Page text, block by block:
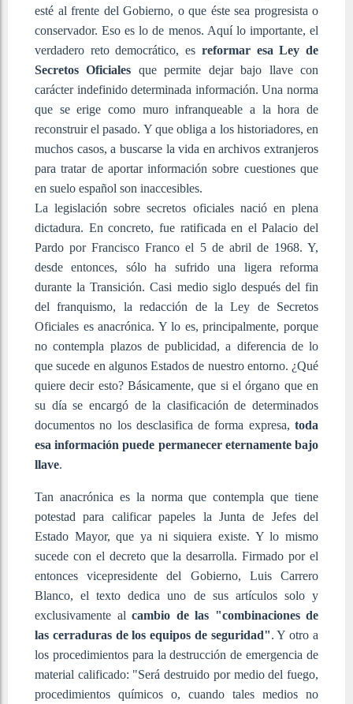
esté al frente del Gobierno, o que éste sea progresista o
conservador. Eso es lo de menos. Aquí lo importante, el
verdadero reto democrático, es reformar esa Ley de
Secretos Oficiales que permite dejar bajo llave con
carácter indefinido determinada información. Una norma
que se erige como muro infranqueable a la hora de
reconstruir el pasado. Y que obliga a los historiadores, en
muchos casos, a buscarse la vida en archivos extranjeros
para tratar de aportar información sobre cuestiones que
en suelo español son inaccesibles.
La legislación sobre secretos oficiales nació en plena
dictadura. En concreto, fue ratificada en el Palacio del
Pardo por Francisco Franco el 5 de abril de 1968. Y,
desde entonces, sólo ha sufrido una ligera reforma
durante la Transición. Casi medio siglo después del fin
del franquismo, la redacción de la Ley de Secretos
Oficiales es anacrónica. Y lo es, principalmente, porque
no contempla plazos de publicidad, a diferencia de lo
que sucede en algunos Estados de nuestro entorno. ¿Qué
quiere decir esto? Básicamente, que si el órgano que en
su día se encargó de la clasificación de determinados
documentos no los desclasifica de forma expresa, toda
esa información puede permanecer eternamente bajo
llave.
Tan anacrónica es la norma que contempla que tiene
potestad para calificar papeles la Junta de Jefes del
Estado Mayor, que ya ni siquiera existe. Y lo mismo
sucede con el decreto que la desarrolla. Firmado por el
entonces vicepresidente del Gobierno, Luis Carrero
Blanco, el texto dedica uno de sus artículos solo y
exclusivamente al cambio de las "combinaciones de
las cerraduras de los equipos de seguridad". Y otro a
los procedimientos para la destrucción de emergencia de
material calificado: "Será destruido por medio del fuego,
procedimientos químicos o, cuando tales medios no